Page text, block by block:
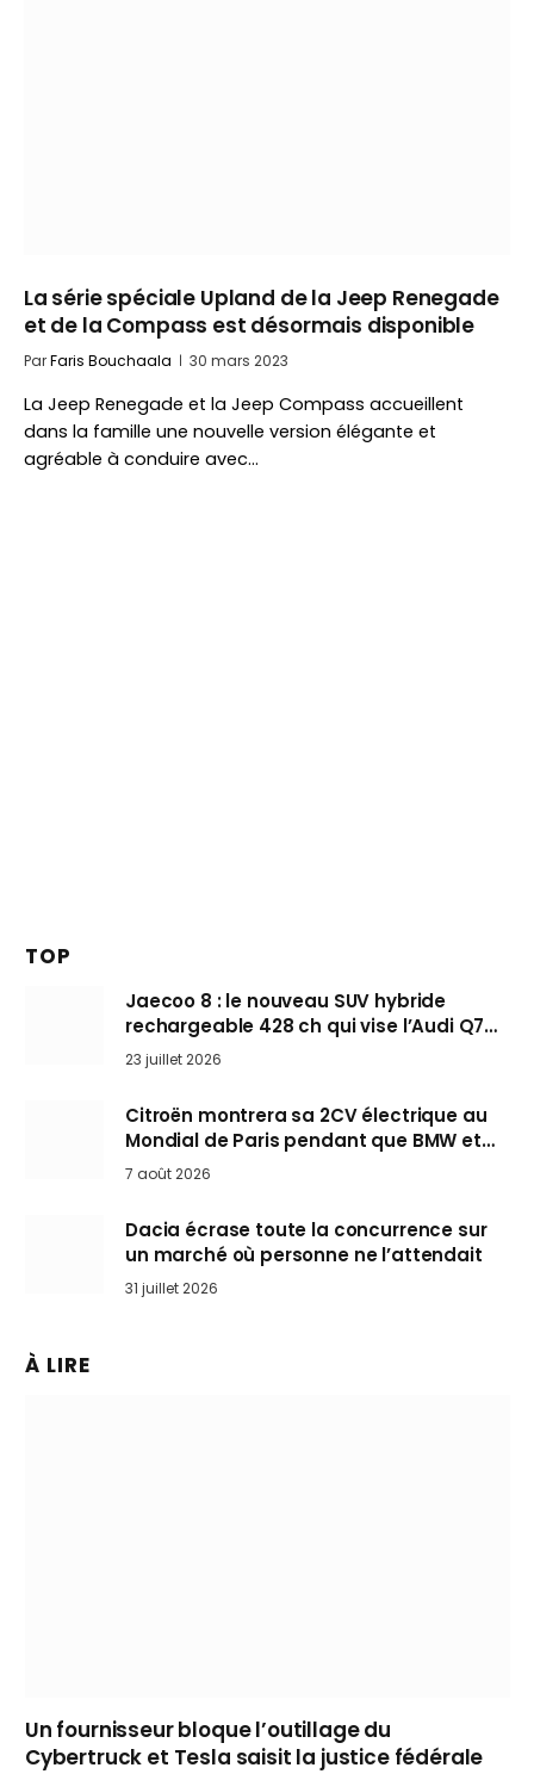
La série spéciale Upland de la Jeep Renegade
et de la Compass est désormais disponible
ParFaris Bouchaala 30 mars 2023
La Jeep Renegade et la Jeep Compass accueillent
dans la famille une nouvelle version élégante et
agréable à conduire avec…
TOP
Jaecoo 8 : le nouveau SUV hybride
rechargeable 428 ch qui vise l’Audi Q7
arrive en Europe cet automne
23 juillet 2026
Citroën montrera sa 2CV électrique au
Mondial de Paris pendant que BMW et
Mini désertent le salon
7 août 2026
Dacia écrase toute la concurrence sur
un marché où personne ne l’attendait
31 juillet 2026
À LIRE
Un fournisseur bloque l’outillage du
Cybertruck et Tesla saisit la justice fédérale